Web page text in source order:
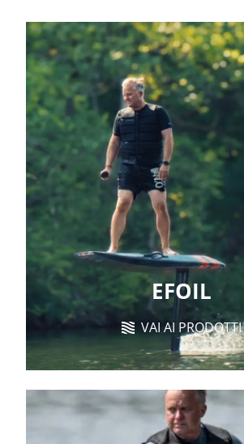
EFOIL
VAI AI PRODOTTI